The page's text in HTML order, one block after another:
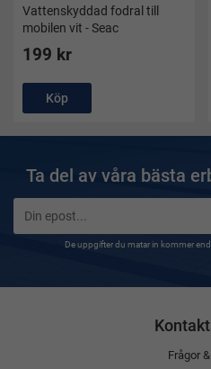
Vattenskyddad fodral till
mobilen vit - Seac
199 kr
Köp
Ta del av våra bästa
De uppgifter du matar in kommer
Frågor